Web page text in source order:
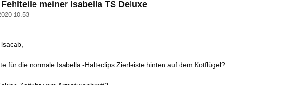
meiner Isabella TS Deluxe
10:53
für die normale Isabella -Halteclips Zierleiste hinten auf dem Kotflügel?